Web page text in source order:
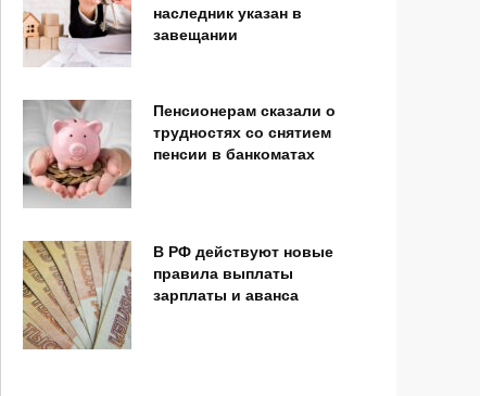
наследник указан в
завещании
Пенсионерам сказали о
трудностях со снятием
пенсии в банкоматах
В РФ действуют новые
правила выплаты
зарплаты и аванса